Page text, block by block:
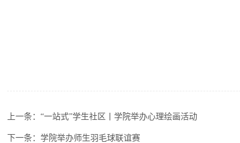
上一条： “一站式”学生社区丨学院举办心理绘画活动
下一条： 学院举办师生羽毛球联谊赛